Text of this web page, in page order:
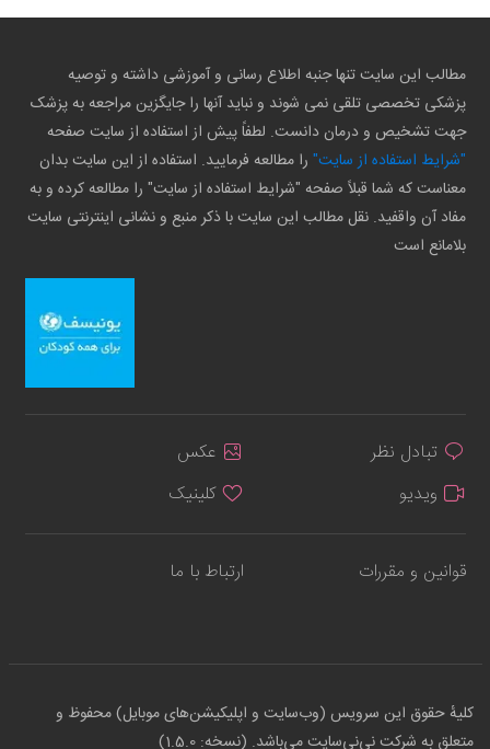
مطالب این سایت تنها جنبه اطلاع رسانی و آموزشی داشته و توصیه
پزشکی تخصصی تلقی نمی شوند و نباید آنها را جایگزین مراجعه به پزشک
جهت تشخیص و درمان دانست. لطفاً پیش از استفاده از سایت صفحه
"شرایط استفاده از سایت" را مطالعه فرمایید. استفاده از این سایت بدان
معناست که شما قبلاً صفحه "شرایط استفاده از سایت" را مطالعه کرده و به
مفاد آن واقفید. نقل مطالب این سایت با ذکر منبع و نشانی اینترنتی سایت
بلامانع است
تبادل نظر
عکس
ویدیو
کلینیک
قوانین و مقررات ارتباط با ما
کلیهٔ حقوق این سرویس (وب‌سایت و اپلیکیشن‌های موبایل) محفوظ و
متعلق به شرکت نی‌نی‌سایت می‌باشد. (نسخه: 1.5.0)